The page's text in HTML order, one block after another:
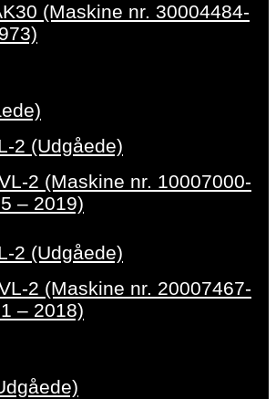
(Maskine nr. 30004484-
2 (Udgåede)
2 (Maskine nr. 10007000-
– 2019)
2 (Udgåede)
2 (Maskine nr. 20007467-
– 2018)